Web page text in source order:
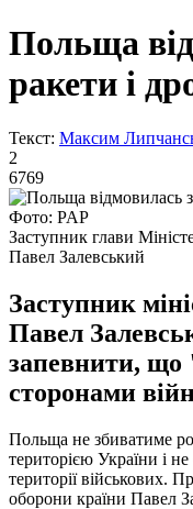
Польща
ракети і
Текст: Максим
2
6769
Фото: PAP
Заступник глави
Павел Залевський
Заступник
Павел
запевнити,
сторонами
Польща не збиватиме
територією України і
території військових.
оборони країни Павел